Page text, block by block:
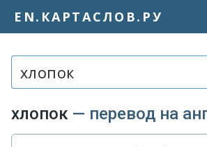
EN.КАРТАСЛОВ.РУ
хлопок — перевод на